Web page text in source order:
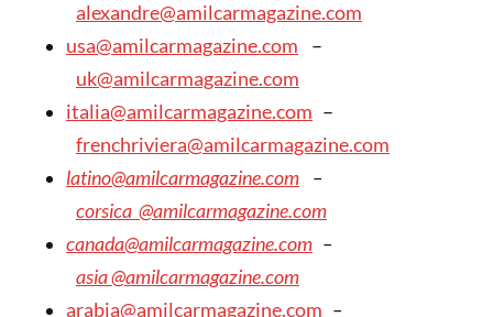
alexandre@amilcarmagazine.com
usa@amilcarmagazine.com –
uk@amilcarmagazine.com
italia@amilcarmagazine.com –
frenchriviera@amilcarmagazine.com
latino@amilcarmagazine.com –
corsica @amilcarmagazine.com
canada@amilcarmagazine.com –
asia@amilcarmagazine.com
arabia@amilcarmagazine.com –